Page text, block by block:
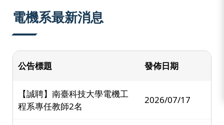
電機系最新消息
公告標題 發佈日期
【誠聘】南臺科技大學電機工
程系專任教師2名
2026/07/17